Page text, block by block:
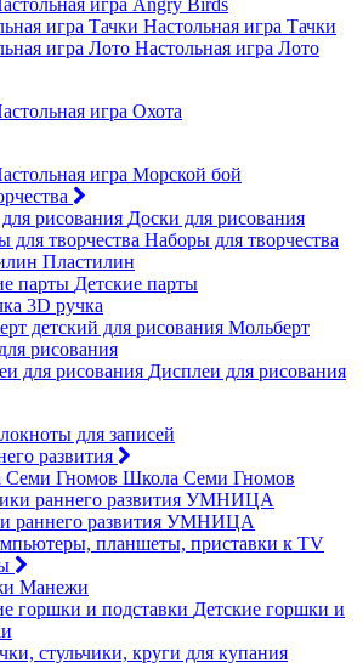
игра Angry Birds
Настольная игра Тачки
Настольная игра Лото
игра Охота
игра Морской бой
Доски для рисования
Наборы для творчества
Пластилин
Детские парты
3D ручка
Мольберт
рисования
Дисплеи для рисования
для записей
развития
Школа Семи Гномов
раннего развития УМНИЦА
планшеты, приставки к TV
Манежи
Детские горшки и